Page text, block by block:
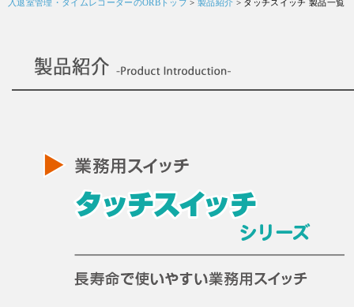
入退室管理・タイムレコーダーのORBトップ> 製品紹介 > タッチスイッチ 製品一覧